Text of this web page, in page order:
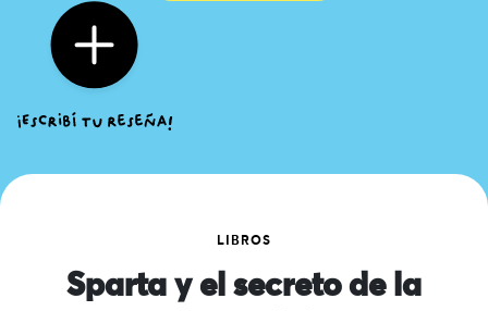
LIBROS
Sparta y el secreto de la